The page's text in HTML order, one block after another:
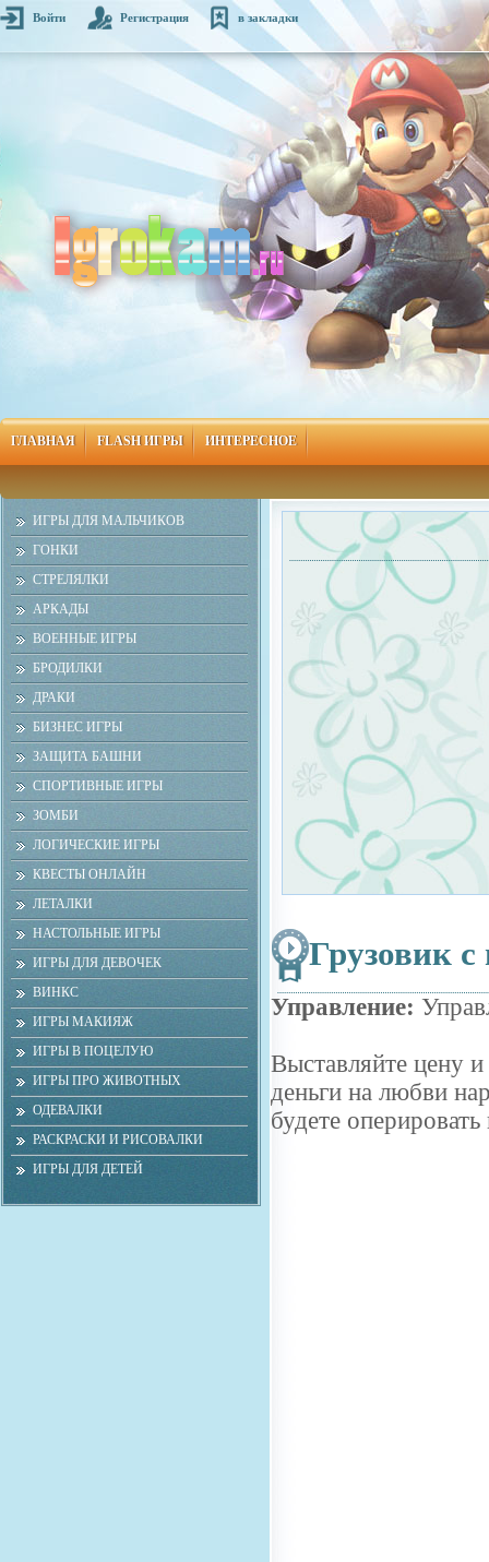
Войти Регистрация в закладки
ГЛАВНАЯ FLASH ИГРЫ ИНТЕРЕСНОЕ
ИГРЫ ДЛЯ МАЛЬЧИКОВ
ГОНКИ
СТРЕЛЯЛКИ
АРКАДЫ
ВОЕННЫЕ ИГРЫ
БРОДИЛКИ
ДРАКИ
БИЗНЕС ИГРЫ
ЗАЩИТА БАШНИ
СПОРТИВНЫЕ ИГРЫ
ЗОМБИ
ЛОГИЧЕСКИЕ ИГРЫ
КВЕСТЫ ОНЛАЙН
ЛЕТАЛКИ
НАСТОЛЬНЫЕ ИГРЫ
ИГРЫ ДЛЯ ДЕВОЧЕК
ВИНКС
ИГРЫ МАКИЯЖ
ИГРЫ В ПОЦЕЛУЮ
ИГРЫ ПРО ЖИВОТНЫХ
ОДЕВАЛКИ
РАСКРАСКИ И РИСОВАЛКИ
ИГРЫ ДЛЯ ДЕТЕЙ
Грузовик
Управление:
Выставляйте цену
деньги на любви
будете